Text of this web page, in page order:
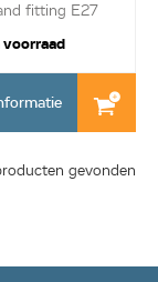
fitting E27
gevonden